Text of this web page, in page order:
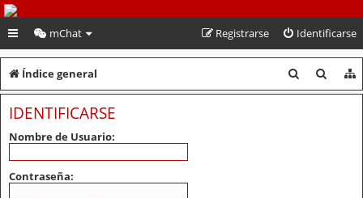
PeruVoley.com
mChat Identificarse
Registrarse
Índice general
u
u
IDENTIFICARSE
Nombre de Usuario:
Contraseña: